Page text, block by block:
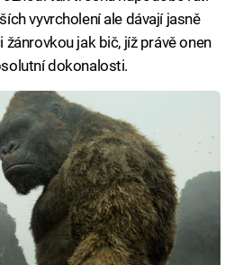
vyvrcholení ale dávají jasně
žánrovkou jak bič, jíž právě onen
dokonalosti.